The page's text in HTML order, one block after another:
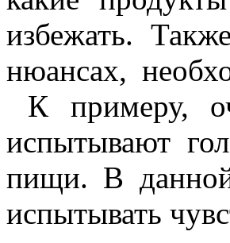
избежать.
нюансах,
К примеру,
испытывают
пищи. В
испытывать